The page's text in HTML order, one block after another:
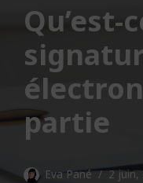
Qu’est-
partie
Eva Pané 2 juin,